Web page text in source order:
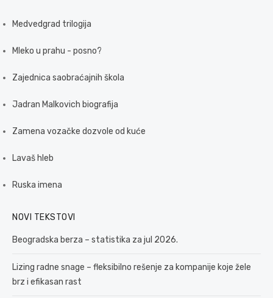
Medvedgrad trilogija
Mleko u prahu - posno?
Zajednica saobraćajnih škola
Jadran Malkovich biografija
Zamena vozačke dozvole od kuće
Lavaš hleb
Ruska imena
NOVI TEKSTOVI
Beogradska berza – statistika za jul 2026.
Lizing radne snage – fleksibilno rešenje za kompanije koje žele
brz i efikasan rast